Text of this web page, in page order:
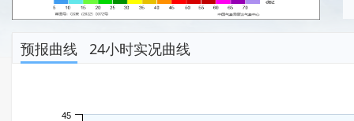
预报曲线 24小时实况曲线
45